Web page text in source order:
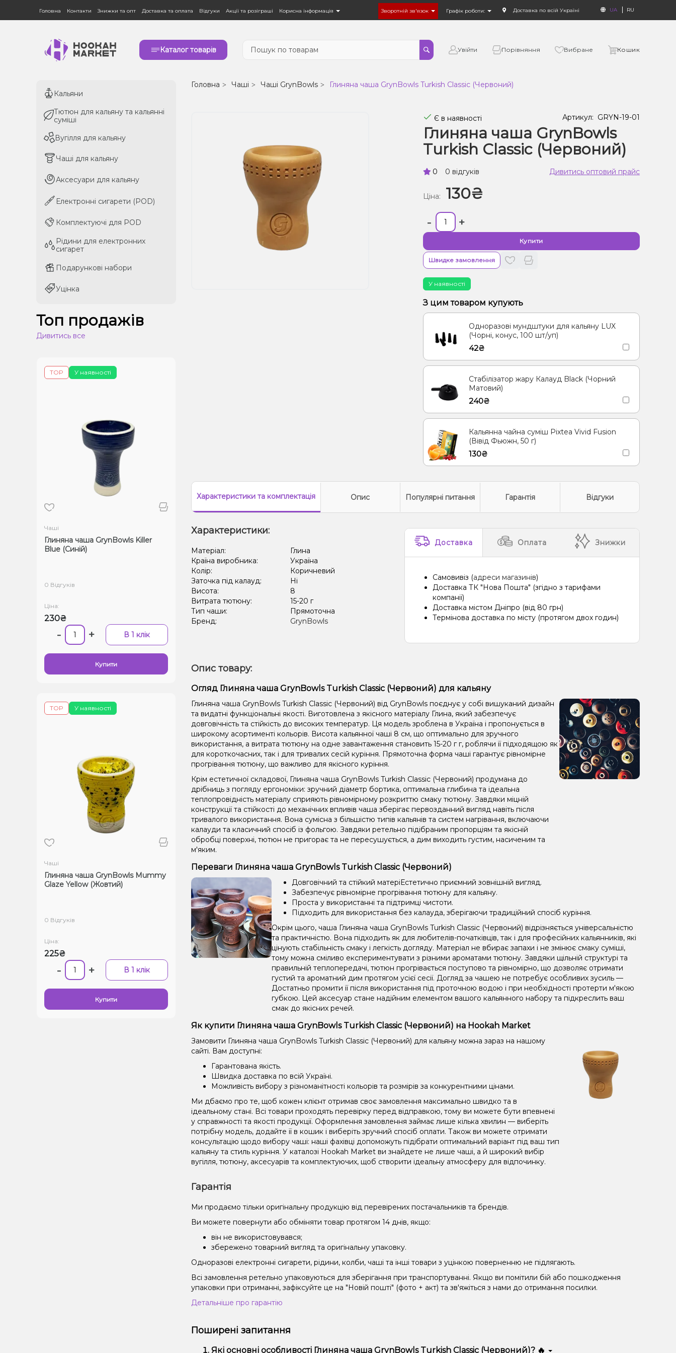
Головна Контакти Знижки та опт Доставка та оплата Відгуки Акції та розіграші Корисна інформація Зворотній зв'язок Графік роботи: Доставка по всій Україні UA RU
Каталог товарів Увійти Порівняння Вибране Кошик
Кальяни
Тютюн для кальяну та кальянні
суміші
Вугілля для кальяну
Чаші для кальяну
Аксесуари для кальяну
Електронні сигарети (POD)
Комплектуючі для POD
Рідини для електронних
сигарет
Подарункові набори
Уцінка
Кальяни
Тютюн для кальяну та кальянні
суміші
Вугілля для кальяну
Чаші для кальяну
Аксесуари для кальяну
Електронні сигарети (POD)
Комплектуючі для POD
Рідини для електронних
сигарет
Подарункові набори
Уцінка
Топ продажів
Дивитись все
У наявності
TOP
Чаші
Глиняна чаша GrynBowls Killer
Blue (Синій)
0 Відгуків
Ціна:
230₴
- + В 1 клік
Купити
У наявності
TOP
Чаші
Глиняна чаша GrynBowls Mummy
Glaze Yellow (Жовтий)
0 Відгуків
Ціна:
225₴
- + В 1 клік
Купити
Головна Чаші Чаші GrynBowls Глиняна чаша GrynBowls Turkish Classic (Червоний)
Є в наявності Артикул: GRYN-19-01
Глиняна чаша GrynBowls
Turkish Classic (Червоний)
0 0 відгуків Дивитись оптовий прайс
Ціна: 130₴
- +
Купити
Швидке замовлення
У наявності
З цим товаром купують
Одноразові мундштуки для кальяну LUX
(Чорні, конус, 100 шт/уп)
42₴
Стабілізатор жару Калауд Black (Чорний
Матовий)
240₴
Кальянна чайна суміш Pixtea Vivid Fusion
(Вівід Фьюжн, 50 г)
130₴
Характеристикита комплектація Опис Популярні питання Гарантія Відгуки
Характеристики:
Матеріал:
Глина
Країна виробника:
Україна
Колір:
Коричневий
Заточка під калауд:
Ні
Висота:
8
Витрата тютюну:
15-20 г
Тип чаши:
Прямоточна
Бренд:
GrynBowls
Доставка Оплата Знижки
Самовивіз (адреси магазинів)
Доставка ТК "Нова Пошта" (згідно з тарифами
компанії)
Доставка містом Дніпро (від 80 грн)
Термінова доставка по місту (протягом двох годин)
Опис товару:
Огляд Глиняна чаша GrynBowls Turkish Classic (Червоний) для кальяну
Глиняна чаша GrynBowls Turkish Classic (Червоний) від GrynBowls поєднує у собі вишуканий дизайн
та видатні функціональні якості. Виготовлена ​​з якісного матеріалу Глина, який забезпечує
довговічність та стійкість до високих температур. Ця модель зроблена в Україна і пропонується в
широкому асортименті кольорів. Висота кальянної чаші 8 см, що оптимально для зручного
використання, а витрата тютюну на одне завантаження становить 15-20 г г, роблячи її підходящою як
для короткочасних, так і для тривалих сесій куріння. Прямоточна форма чаші гарантує рівномірне
прогрівання тютюну, що важливо для якісного куріння.
Крім естетичної складової, Глиняна чаша GrynBowls Turkish Classic (Червоний) продумана до
дрібниць з погляду ергономіки: зручний діаметр бортика, оптимальна глибина та ідеальна
теплопровідність матеріалу сприяють рівномірному розкриттю смаку тютюну. Завдяки міцній
конструкції та стійкості до механічних впливів чаша зберігає первозданний вигляд навіть після
тривалого використання. Вона сумісна з більшістю типів кальянів та систем нагрівання, включаючи
калауди та класичний спосіб із фольгою. Завдяки ретельно підібраним пропорціям та якісній
обробці поверхні, тютюн не пригорає та не пересушується, а дим виходить густим, насиченим та
м'яким.
Переваги Глиняна чаша GrynBowls Turkish Classic (Червоний)
Довговічний та стійкий матеріЕстетично приємний зовнішній вигляд.
Забезпечує рівномірне прогрівання тютюну для кальяну.
Проста у використанні та підтримці чистоти.
Підходить для використання без калауда, зберігаючи традиційний спосіб куріння.
Окрім цього, чаша Глиняна чаша GrynBowls Turkish Classic (Червоний) відрізняється універсальністю
та практичністю. Вона підходить як для любителів-початківців, так і для професійних кальянників, які
цінують стабільність смаку і легкість догляду. Матеріал не вбирає запахи і не змінює смаку суміші,
тому можна сміливо експериментувати з різними ароматами тютюну. Завдяки щільній структурі та
правильній теплопередачі, тютюн прогрівається поступово та рівномірно, що дозволяє отримати
густий та ароматний дим протягом усієї сесії. Догляд за чашею не потребує особливих зусиль —
Достатньо промити її після використання під проточною водою і при необхідності протерти м'якою
губкою. Цей аксесуар стане надійним елементом вашого кальянного набору та підкреслить ваш
смак до якісних речей.
Як купити Глиняна чаша GrynBowls Turkish Classic (Червоний) на Hookah Market
Замовити Глиняна чаша GrynBowls Turkish Classic (Червоний) для кальяну можна зараз на нашому
сайті. Вам доступні:
Гарантована якість.
Швидка доставка по всій Україні.
Можливість вибору з різноманітності кольорів та розмірів за конкурентними цінами.
Ми дбаємо про те, щоб кожен клієнт отримав своє замовлення максимально швидко та в
ідеальному стані. Всі товари проходять перевірку перед відправкою, тому ви можете бути впевнені
у справжності та якості продукції. Оформлення замовлення займає лише кілька хвилин — виберіть
потрібну модель, додайте її в кошик і виберіть зручний спосіб оплати. Також ви можете отримати
консультацію щодо вибору чаші: наші фахівці допоможуть підібрати оптимальний варіант під ваш тип
кальяну та стиль куріння. У каталозі Hookah Market ви знайдете не лише чаші, а й широкий вибір
вугілля, тютюну, аксесуарів та комплектуючих, щоб створити ідеальну атмосферу для відпочинку.
Гарантія
Ми продаємо тільки оригінальну продукцію від перевірених постачальників та брендів.
Ви можете повернути або обміняти товар протягом 14 днів, якщо:
він не використовувався;
збережено товарний вигляд та оригінальну упаковку.
Одноразові електронні сигарети, рідини, колби, чаші та інші товари з уцінкою поверненню не підлягають.
Всі замовлення ретельно упаковуються для зберігання при транспортуванні. Якщо ви помітили бій або пошкодження
упаковки при отриманні, зафіксуйте це на "Новій пошті" (фото + акт) та зв'яжіться з нами до отримання посилки.
Детальніше про гарантію
Поширені запитання
Які основні особливості Глиняна чаша GrynBowls Turkish Classic (Червоний)? 🔥